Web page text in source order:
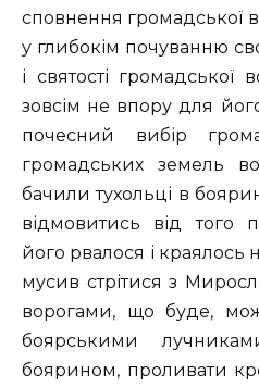
сповнення громадської
у глибокім почуванню
і святості громадської
зовсім не впору для
почесний вибір
громадських земель
бачили тухольці в
відмовитись від того
його рвалося і
мусив стрітися з
ворогами, що буде,
боярськими
боярином, проливати